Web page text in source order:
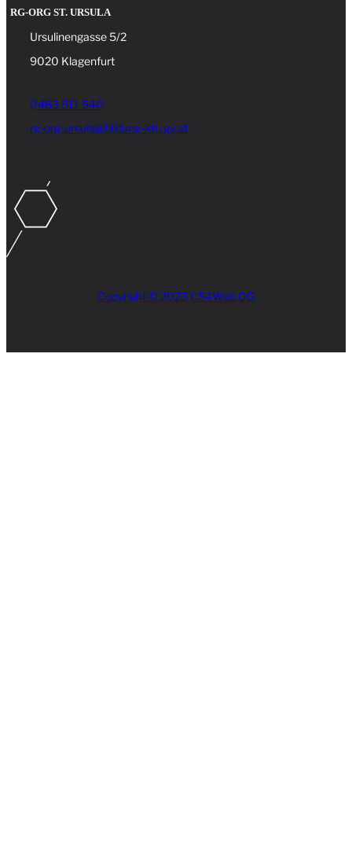
RG-ORG ST. URSULA
Ursulinengasse 5/2
9020 Klagenfurt
0463 511 540
rg-org-ursula@bildung-ktn.gv.at
Copyright © 2023 CS4Web OG